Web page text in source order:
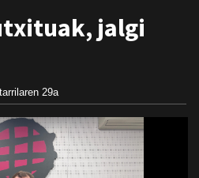
jalgi
29a